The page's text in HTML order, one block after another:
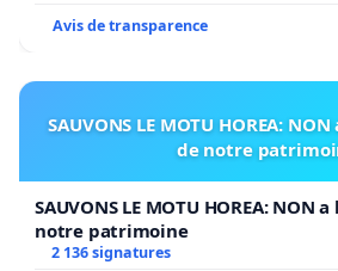
Avis de transparence
SAUVONS LE MOTU HOREA:
de notre
SAUVONS LE MOTU HOREA:
notre patrimoine
2 136 signatures